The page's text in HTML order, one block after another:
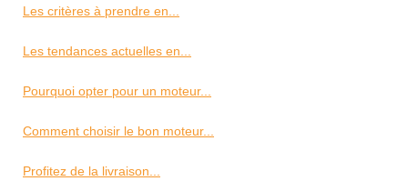
Les critères à prendre en...
Les tendances actuelles en...
Pourquoi opter pour un moteur...
Comment choisir le bon moteur...
Profitez de la livraison...